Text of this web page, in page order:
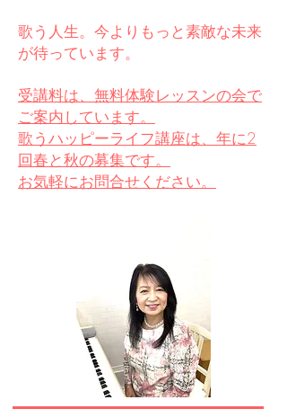
歌う人生。今よりもっと素敵な未来
が待っています。
受講料は、無料体験レッスンの会で
ご案内しています。
歌うハッピーライフ講座は、年に2
回春と秋の募集です。
お気軽にお問合せください。